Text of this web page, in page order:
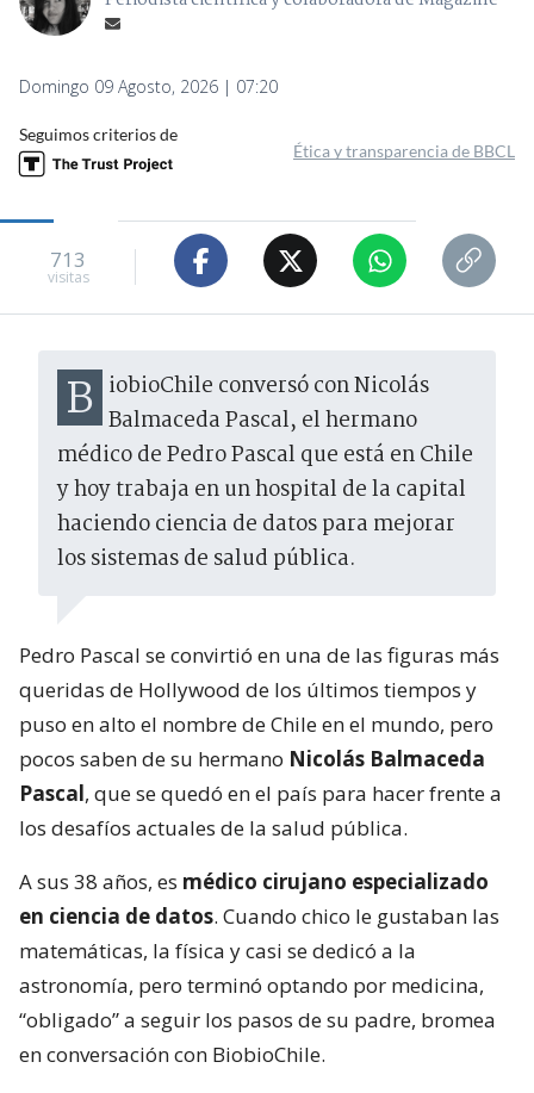
Domingo 09 Agosto, 2026 | 07:20
Seguimos criterios de
Ética y transparencia de BBCL
713
visitas
BiobioChile conversó con Nicolás Balmaceda Pascal, el hermano
médico de Pedro Pascal que está en Chile
y hoy trabaja en un hospital de la capital
haciendo ciencia de datos para mejorar
los sistemas de salud pública.
Pedro Pascal se convirtió en una de las figuras más
queridas de Hollywood de los últimos tiempos y
puso en alto el nombre de Chile en el mundo, pero
pocos saben de su hermano Nicolás Balmaceda
Pascal, que se quedó en el país para hacer frente a
los desafíos actuales de la salud pública.
A sus 38 años, es médico cirujano especializado
en ciencia de datos. Cuando chico le gustaban las
matemáticas, la física y casi se dedicó a la
astronomía, pero terminó optando por medicina,
“obligado” a seguir los pasos de su padre, bromea
en conversación con BiobioChile.